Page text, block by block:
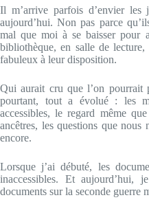
Il m’arrive parfois d’envier les
aujourd’hui. Non pas parce
mal que moi à se baisser pour
bibliothèque, en salle de
fabuleux à leur disposition.
Qui aurait cru que l’on pourrait
pourtant, tout a évolué : les
accessibles, le regard même
ancêtres, les questions que nous
encore.
Lorsque j’ai débuté, les
inaccessibles. Et aujourd’hui,
documents sur la seconde guerre